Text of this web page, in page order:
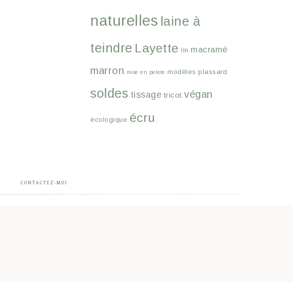
naturelles laine à
teindre Layette lin macramé
marron mise en pelote modèles plassard
soldes tissage tricot végan
écologique écru
CONTACTEZ-MOI